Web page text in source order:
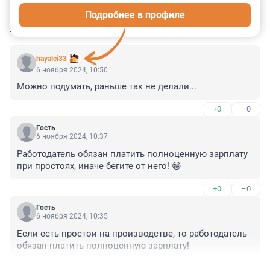
КОММЕНТАРИИ 9
hayalci33
Подробнее в профиле
6 ноября 2024, 10:50
Можно подумать, раньше так не делали...
+0 –0
Гость
6 ноября 2024, 10:37
Работодатель обязан платить полноценную зарплату
при простоях, иначе бегите от него! 😁
+0 –0
Гость
6 ноября 2024, 10:35
Если есть простои на производстве, то работодатель
обязан платить полноценную зарплату!